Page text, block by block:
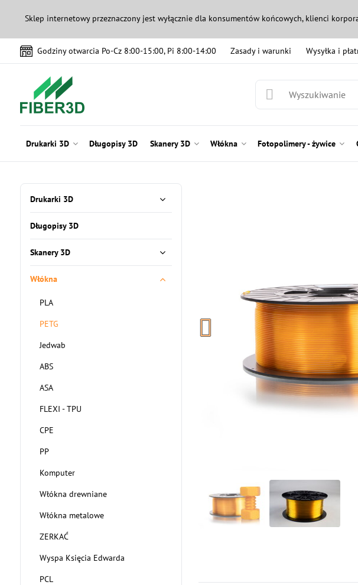
Sklep internetowy przeznaczony jest wyłącznie dla konsumentów końcowych, klienci
Godziny otwarcia Po-Cz 8:00-15:00, Pi 8:00-14:00 Zasady i warunki Wysyłka i
Drukarki 3D Długopisy 3D Skanery 3D Włókna Fotopolimery - żywice
Drukarki 3D
Długopisy 3D
Skanery 3D
Włókna
PLA
PETG
Jedwab
ABS
ASA
FLEXI - TPU
CPE
PP
Komputer
Włókna drewniane
Włókna metalowe
ZERKAĆ
Wyspa Księcia Edwarda
PCL